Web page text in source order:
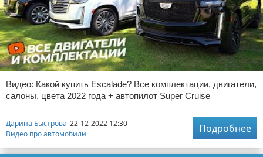
Видео: Какой купить Escalade? Все комплектации, двигатели,
салоны, цвета 2022 года + автопилот Super Cruise
Дарина Быстрова 22-12-2022 12:30
Видео про автомобили
Подробнее